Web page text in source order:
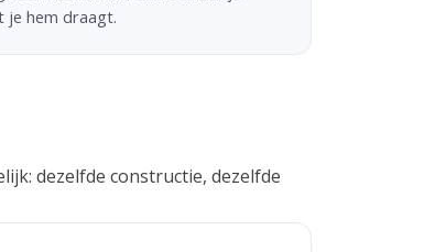
je hem draagt.
dezelfde constructie, dezelfde